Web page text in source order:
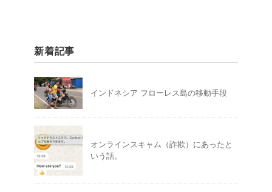
新着記事
インドネシア フローレス島の移動手段
オンラインスキャム（詐欺）にあったと
いう話。